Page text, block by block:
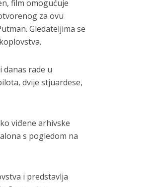
film omogućuje
za ovu
Gledateljima se
rade u
dvije stjuardese,
viđene arhivske
s pogledom na
i predstavlja